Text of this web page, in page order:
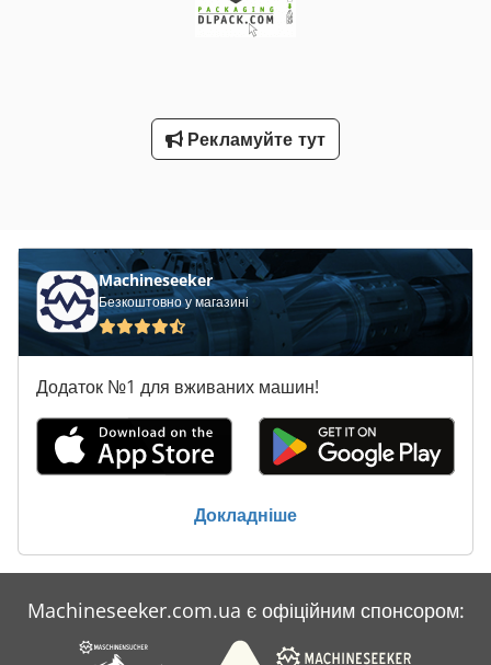
рентгенівськими променями Dsdpew Eklzsfx Ai Dock
Рекламуйте тут
Machineseeker
Безкоштовно у магазині
Додаток №1 для вживаних машин!
Докладніше
Machineseeker.com.ua є офіційним спонсором: